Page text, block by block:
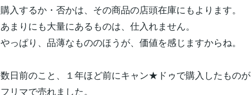
購入するか・否かは、その商品の店頭在庫にもよります。
あまりにも大量にあるものは、仕入れません。
やっぱり、品薄なもののほうが、価値を感じますからね。
数日前のこと、１年ほど前にキャン★ドゥで購入したものが
フリマで売れました。